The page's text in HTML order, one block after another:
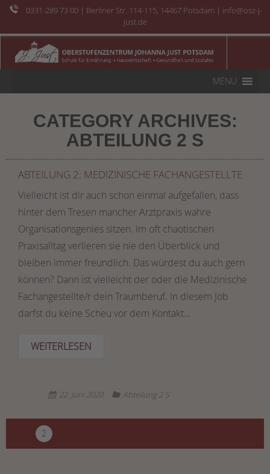
0331-289 73 00 | Berliner Str. 114-115, 14467 Potsdam | info@osz-j-
just.de
MENU
CATEGORY ARCHIVES:
ABTEILUNG 2 S
ABTEILUNG 2: MEDIZINISCHE FACHANGESTELLTE
Vielleicht ist dir auch schon einmal aufgefallen, dass
hinter dem Tresen mancher Arztpraxis wahre
Organisationsgenies sitzen. Im oft chaotischen
Praxisalltag verlieren sie nie den Überblick und
bleiben immer freundlich. Das würdest du auch gern
können? Dann ist vielleicht der oder die Medizinische
Fachangestellte/r dein Traumberuf. In diesem Job
darfst du keine Scheu vor dem Kontakt…
WEITERLESEN
22. Juni 2020 Abteilung 2 S
2